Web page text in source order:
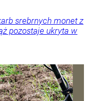
srebrnych monet z
pozostaje ukryta w